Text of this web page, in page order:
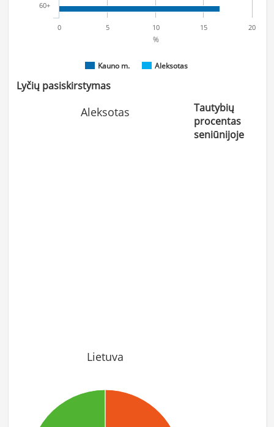
%
Kauno m. Aleksotas
60+
0 5 10 15 20
Lyčių pasiskirstymas
Aleksotas
Lietuva
Tautybių
procentas
seniūnijoje